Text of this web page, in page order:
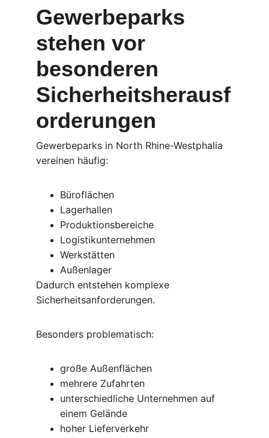
Gewerbeparks
stehen vor
besonderen
Sicherheitsherausf
orderungen
Gewerbeparks in North Rhine-Westphalia
vereinen häufig:
Büroflächen
Lagerhallen
Produktionsbereiche
Logistikunternehmen
Werkstätten
Außenlager
Dadurch entstehen komplexe
Sicherheitsanforderungen.
Besonders problematisch:
große Außenflächen
mehrere Zufahrten
unterschiedliche Unternehmen auf
einem Gelände
hoher Lieferverkehr